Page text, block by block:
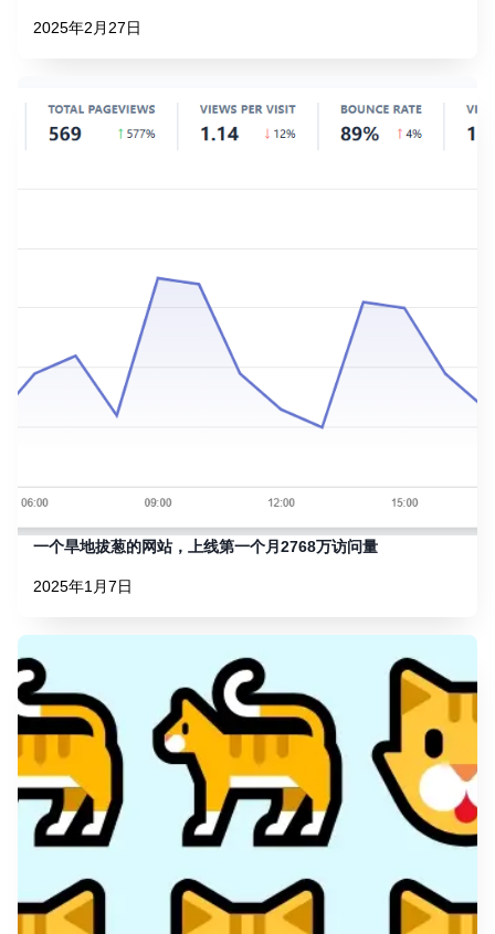
2025年2月27日
一个旱地拔葱的网站，上线第一个月2768万访问量
2025年1月7日